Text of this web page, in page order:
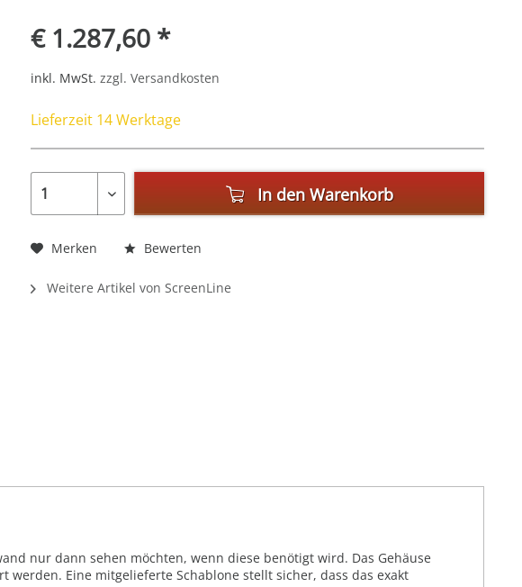
€ 1.287,60 *
inkl. MwSt. zzgl. Versandkosten
Lieferzeit 14 Werktage
In den Warenkorb
Merken Bewerten
Weitere Artikel von ScreenLine
nur dann sehen möchten, wenn diese benötigt wird. Das Gehäuse
werden. Eine mitgelieferte Schablone stellt sicher, dass das exakt